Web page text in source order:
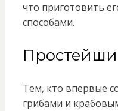
что приготовить
способами.
Тем, кто впервые
грибами и